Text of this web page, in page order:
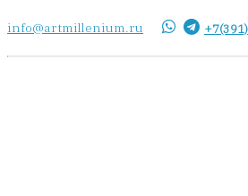
info@artmillenium.ru